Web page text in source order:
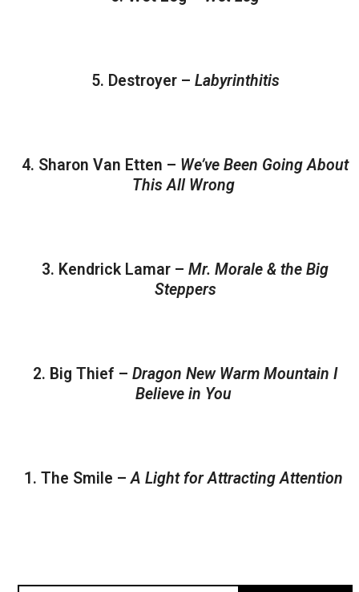
5. Destroyer – Labyrinthitis
4. Sharon Van Etten – We’ve Been Going About
This All Wrong
3. Kendrick Lamar –Mr. Morale & the Big
Steppers
2. Big Thief –Dragon New Warm Mountain I
Believe in You
1. The Smile –A Light for Attracting Attention